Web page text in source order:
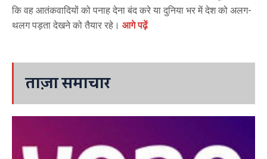
कि वह आतंकवादियों को पनाह देना बंद करे या दुनिया भर में देश को अलग-
थलग पड़ता देखने को तैयार रहे। आगे पढ़ें
ताज़ा समाचार